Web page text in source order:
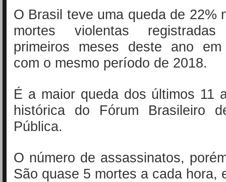
O Brasil teve uma queda de 22%
mortes violentas
primeiros meses deste ano em
com o mesmo período de 2018.
É a maior queda dos últimos 11
histórica do Fórum Brasileiro
Pública.
O número de assassinatos,
São quase 5 mortes a cada hora,